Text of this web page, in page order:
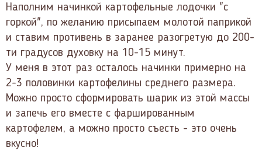
Наполним начинкой картофельные лодочки "с
горкой", по желанию присыпаем молотой паприкой
и ставим противень в заранее разогретую до 200-
ти градусов духовку на 10-15 минут.
У меня в этот раз осталось начинки примерно на
2-3 половинки картофелины среднего размера.
Можно просто сформировать шарик из этой массы
и запечь его вместе с фаршированным
картофелем, а можно просто съесть - это очень
вкусно!